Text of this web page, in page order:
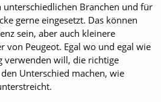
unterschiedlichen Branchen und für
gerne eingesetzt. Das können
sein, aber auch kleinere
von Peugeot. Egal wo und egal wie
verwenden will, die richtige
Unterschied machen, wie